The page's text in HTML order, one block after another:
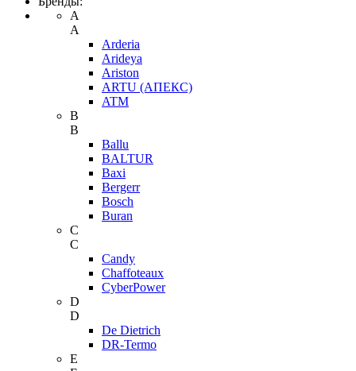
A
A
Arderia
Arideya
Ariston
ARTU (АПЕКС)
ATM
B
B
Ballu
BALTUR
Baxi
Bergerr
Bosch
Buran
C
C
Candy
Chaffoteaux
CyberPower
D
D
De Dietrich
DR-Termo
E